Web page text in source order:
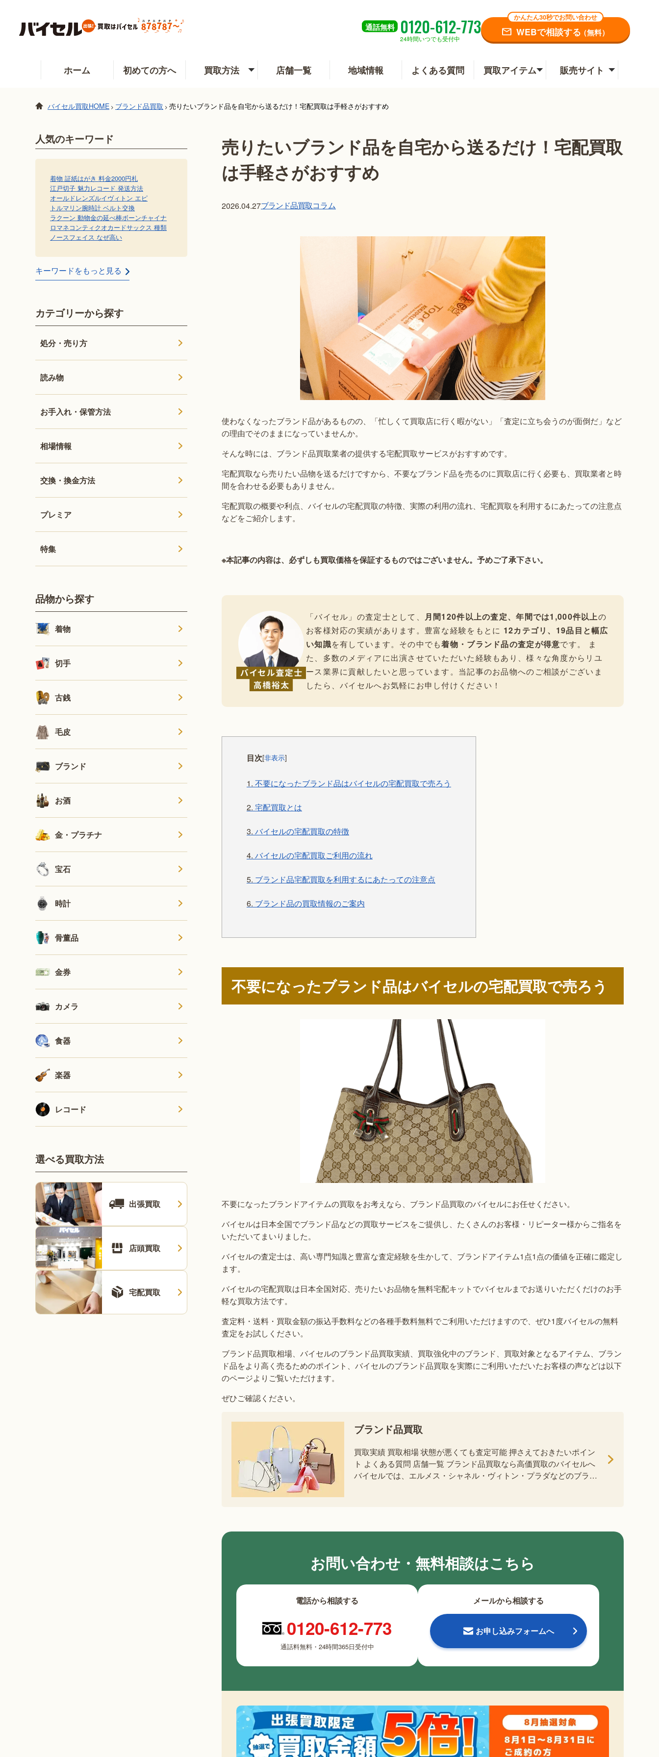
通話無料 0120-612-773
24時間いつでも受付中
かんたん30秒でお問い合わせ
WEBで相談する（無料）
ホーム 初めての方へ 買取方法 店舗一覧 地域情報 よくある質問 買取アイテム 販売サイト
バイセル買取HOME > ブランド品買取 > 売りたいブランド品を自宅から送るだけ！宅配買取は手軽さがおすすめ
売りたいブランド品を自宅から送るだけ！宅配買取
は手軽さがおすすめ
2026.04.27ブランド品買取コラム
使わなくなったブランド品があるものの、「忙しくて買取店に行く暇がない」「査定に立ち会うのが面倒だ」など
の理由でそのままになっていませんか。
そんな時には、ブランド品買取業者の提供する宅配買取サービスがおすすめです。
宅配買取なら売りたい品物を送るだけですから、不要なブランド品を売るのに買取店に行く必要も、買取業者と時
間を合わせる必要もありません。
宅配買取の概要や利点、バイセルの宅配買取の特徴、実際の利用の流れ、宅配買取を利用するにあたっての注意点
などをご紹介します。
※本記事の内容は、必ずしも買取価格を保証するものではございません。予めご了承下さい。
「バイセル」の査定士として、 月間120件以上の査定、年間では1,000件以上の
お客様対応の実績があります。豊富な経験をもとに 12カテゴリ、19品目と幅広
い知識を有しています。その中でも着物・ブランド品の査定が得意です。 ま
た、多数のメディアに出演させていただいた経験もあり、様々な角度からリユ
ース業界に貢献したいと思っています。当記事のお品物へのご相談がございま
したら、バイセルへお気軽にお申し付けください！
目次[非表示]
1. 不要になったブランド品はバイセルの宅配買取で売ろう
2. 宅配買取とは
3. バイセルの宅配買取の特徴
4. バイセルの宅配買取ご利用の流れ
5. ブランド品宅配買取を利用するにあたっての注意点
6. ブランド品の買取情報のご案内
不要になったブランド品はバイセルの宅配買取で売ろう
不要になったブランドアイテムの買取をお考えなら、ブランド品買取のバイセルにお任せください。
バイセルは日本全国でブランド品などの買取サービスをご提供し、たくさんのお客様・リピーター様からご指名を
いただいてまいりました。
バイセルの査定士は、高い専門知識と豊富な査定経験を生かして、ブランドアイテム1点1点の価値を正確に鑑定し
ます。
バイセルの宅配買取は日本全国対応、売りたいお品物を無料宅配キットでバイセルまでお送りいただくだけのお手
軽な買取方法です。
査定料・送料・買取金額の振込手数料などの各種手数料無料でご利用いただけますので、ぜひ1度バイセルの無料
査定をお試しください。
ブランド品買取相場、バイセルのブランド品買取実績、買取強化中のブランド、買取対象となるアイテム、ブラン
ド品をより高く売るためのポイント、バイセルのブランド品買取を実際にご利用いただいたお客様の声などは以下
のページよりご覧いただけます。
ぜひご確認ください。
ブランド品買取
買取実績 買取相場 状態が悪くても査定可能 押さえておきたいポイン
ト よくある質問 店舗一覧 ブランド品買取なら高価買取のバイセルへ
バイセルでは、エルメス・シャネル・ヴィトン・プラダなどのブラン
お問い合わせ・無料相談はこちら
電話から相談する
0120-612-773
通話料無料・24時間365日受付中
メールから相談する
お申し込みフォームへ
人気のキーワード
着物 証紙はがき 料金2000円札
江戸切子 魅力 レコード 発送方法
オールドレンズルイヴィトン エピ
トルマリン腕時計 ベルト交換
ラクーン 動物金の延べ棒ボーンチャイナ
ロマネコンティクオカードサックス 種類
ノースフェイス なぜ高い
キーワードをもっと見る
カテゴリーから探す
処分・売り方
読み物
お手入れ・保管方法
相場情報
交換・換金方法
プレミア
特集
品物から探す
着物
切手
古銭
毛皮
ブランド
お酒
金・プラチナ
宝石
時計
骨董品
金券
カメラ
食器
楽器
レコード
選べる買取方法
出張買取
店頭買取
宅配買取